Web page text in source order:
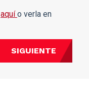
aquío verla en
SIGUIENTE